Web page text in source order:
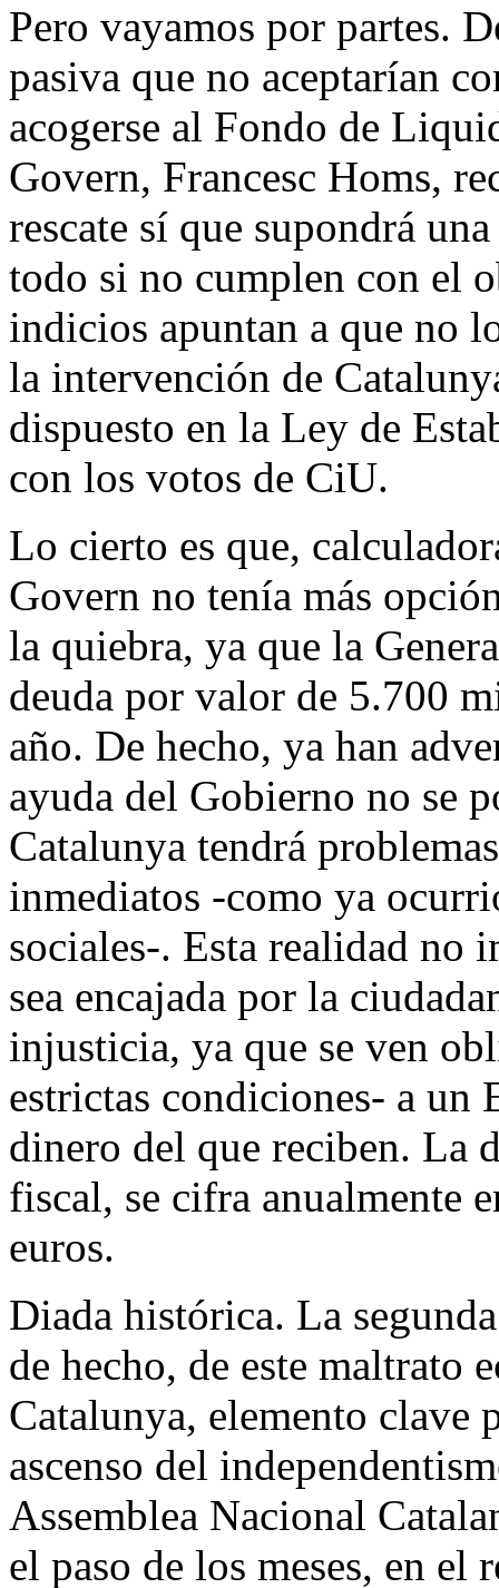
Pero vayamos por partes.
pasiva que no aceptarían
acogerse al Fondo de
Govern, Francesc Homs,
rescate sí que supondrá
todo si no cumplen con el
indicios apuntan a que no
la intervención de
dispuesto en la Ley de
con los votos de CiU.
Lo cierto es que,
Govern no tenía más
la quiebra, ya que la
deuda por valor de 5.700
año. De hecho, ya han
ayuda del Gobierno no se
Catalunya tendrá
inmediatos -como ya
sociales-. Esta realidad no
sea encajada por la
injusticia, ya que se ven
estrictas condiciones- a un
dinero del que reciben. La
fiscal, se cifra anualmente
euros.
Diada histórica. La
de hecho, de este maltrato
Catalunya, elemento clave
ascenso del
Assemblea Nacional
el paso de los meses, en